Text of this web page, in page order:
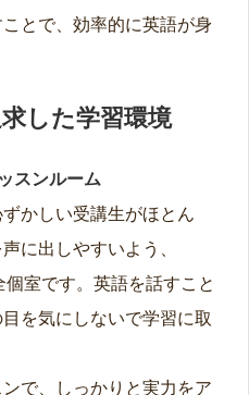
とで、効率的に英語が身
した学習環境
スンルーム
かしい受講生がほとん
に出しやすいよう、
個室です。英語を話すこと
を気にしないで学習に取
で、しっかりと実力をア